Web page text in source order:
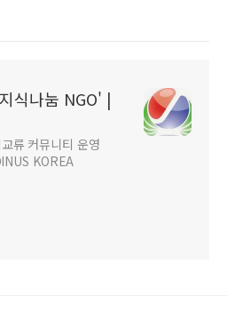
식나눔 NGO' |
류 커뮤니티 운영
KOREA